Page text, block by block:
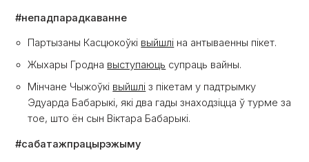
#непадпарадкаванне
Партызаны Касцюкоўкі выйшлі на антываенны пікет.
Жыхары Гродна выступаюць супраць вайны.
Мінчане Чыжоўкі выйшлі з пікетам у падтрымку
Эдуарда Бабарыкі, які два гады знаходзіцца ў турме за
тое, што ён сын Віктара Бабарыкі.
#сабатажпрацырэжыму